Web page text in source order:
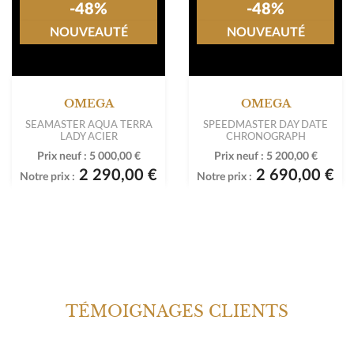
OMEGA
SEAMASTER AQUA TERRA
LADY ACIER
Prix neuf : 5 000,00 €
Notre prix : 2 290,00 €
-48%
NOUVEAUTÉ
OMEGA
SPEEDMASTER DAY DATE
CHRONOGRAPH
Prix neuf : 5 200,00 €
Notre prix : 2 690,00 €
-48%
NOUVEAUTÉ
TÉMOIGNAGES CLIENTS